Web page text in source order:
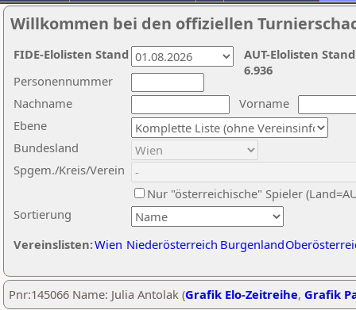
Willkommen bei den offiziellen
Nachname
Vorname
Ebene
Sortierung
Personennummer
Bundesland
Spgem./Kreis/Verein
Nur "österreichische" Spieler
Vereinslisten:Wien Niederösterreich Burgenland
AUT-Elolisten
6.936
FIDE-Elolisten Stand
Pnr:145066 Name: Julia Antolak (Grafik Elo-Zeitreihe, Grafik